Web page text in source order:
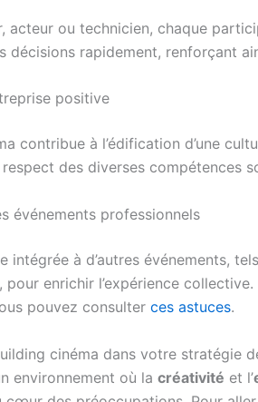
acteur ou technicien, chaque
décisions rapidement, renforçant
positive
contribue à l’édification d’une
des diverses compétences
événements professionnels
à d’autres événements,
pour enrichir l’expérience
pouvez consulter ces astuces.
cinéma dans votre stratégie
environnement où la créativité et l’